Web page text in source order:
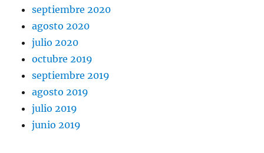
septiembre 2020
agosto 2020
julio 2020
octubre 2019
septiembre 2019
agosto 2019
julio 2019
junio 2019